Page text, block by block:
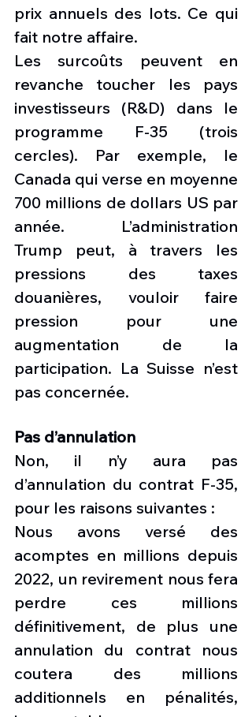
prix annuels des lots. Ce qui
fait notre affaire.
Les surcoûts peuvent en
revanche toucher les pays
investisseurs (R&D) dans le
programme F-35 (trois
cercles). Par exemple, le
Canada qui verse en moyenne
700 millions de dollars US par
année.  L’administration
Trump peut, à travers les
pressions des taxes
douanières, vouloir faire
pression pour une
augmentation de la
participation. La Suisse n’est
pas concernée.
Pas d’annulation
Non, il n’y aura pas
d’annulation du contrat F-35,
pour les raisons suivantes :
Nous avons versé des
acomptes en millions depuis
2022, un revirement nous fera
perdre ces millions
définitivement, de plus une
annulation du contrat nous
coutera des millions
additionnels en pénalités,